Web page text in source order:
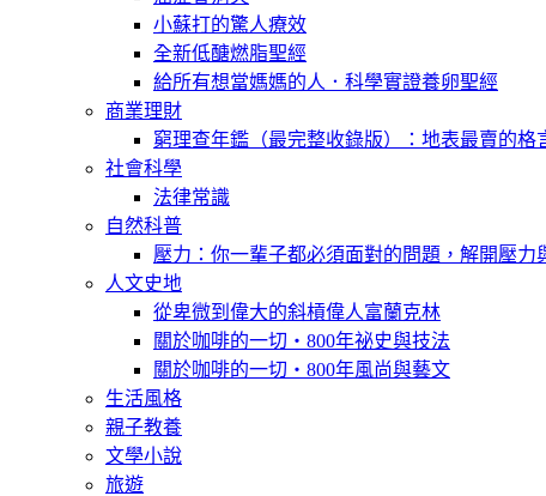
小蘇打的驚人療效
全新低醣燃脂聖經
給所有想當媽媽的人．科學實證養卵聖經
商業理財
窮理查年鑑（最完整收錄版）：地表最賣的格
社會科學
法律常識
自然科普
壓力：你一輩子都必須面對的問題，解開壓力
人文史地
從卑微到偉大的斜槓偉人富蘭克林
關於咖啡的一切‧800年祕史與技法
關於咖啡的一切‧800年風尚與藝文
生活風格
親子教養
文學小說
旅遊